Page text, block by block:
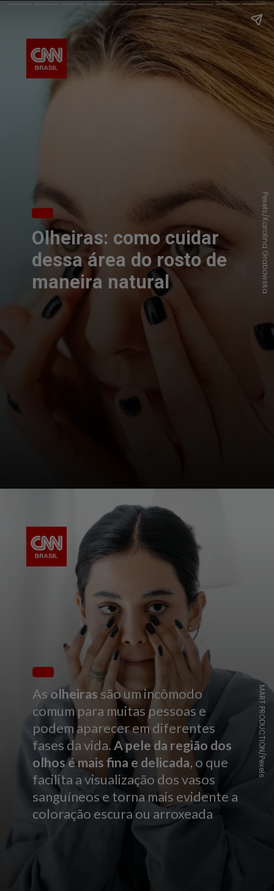
Olheiras: como cuidar
dessa área do rosto de
maneira natural
Pexels/Karolina Grabowska
As olheiras são um incômodo
comum para muitas pessoas e
podem aparecer em diferentes
fases da vida.A pele da região dos
olhos é mais fina e delicada, o que
facilita a visualização dos vasos
sanguíneos e torna mais evidente a
coloração escura ou arroxeada
MART PRODUCTION/Pexels